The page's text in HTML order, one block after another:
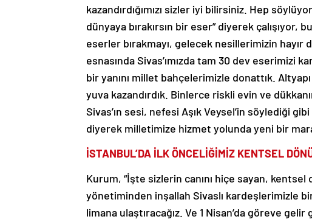
kazandırdığımızı sizler iyi bilirsiniz. Hep
dünyaya bırakırsın bir eser” diyerek çalışıyor,
eserler bırakmayı, gelecek nesillerimizin hayır
esnasında Sivas’ımızda tam 30 dev eserimizi
bir yanını millet bahçelerimizle donattık.
yuva kazandırdık. Binlerce riskli evin ve
Sivas’ın sesi, nefesi Aşık Veysel’in söylediği
diyerek milletimize hizmet yolunda yeni bir
İSTANBUL’DA İLK ÖNCELİĞİMİZ KENTSEL
Kurum, “İşte sizlerin canını hiçe sayan,
yönetiminden inşallah Sivaslı kardeşlerimizle
limana ulaştıracağız. Ve 1 Nisan’da göreve